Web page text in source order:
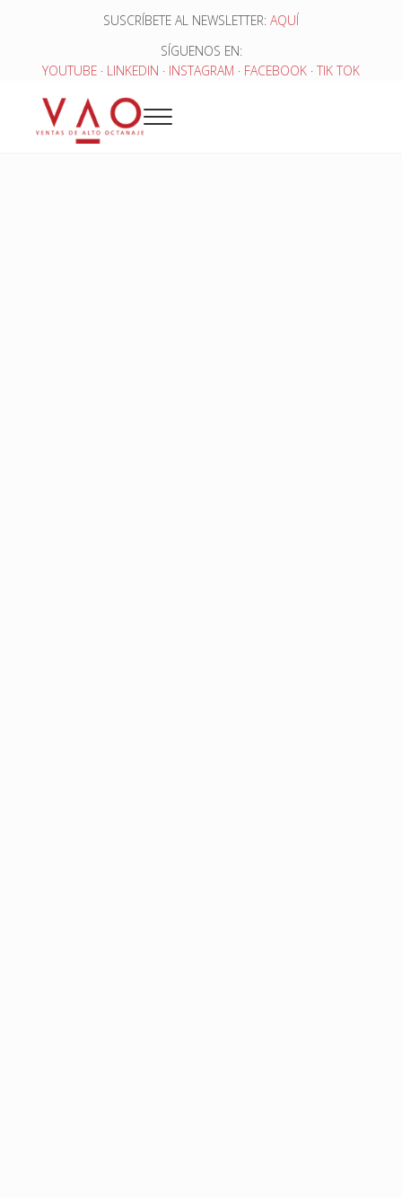
Saltar al contenido principal
Skip to header right navigation
SUSCRÍBETE AL NEWSLETTER: AQUÍ
SÍGUENOS EN:
YOUTUBE · LINKEDIN · INSTAGRAM · FACEBOOK · TIK TOK
Menu